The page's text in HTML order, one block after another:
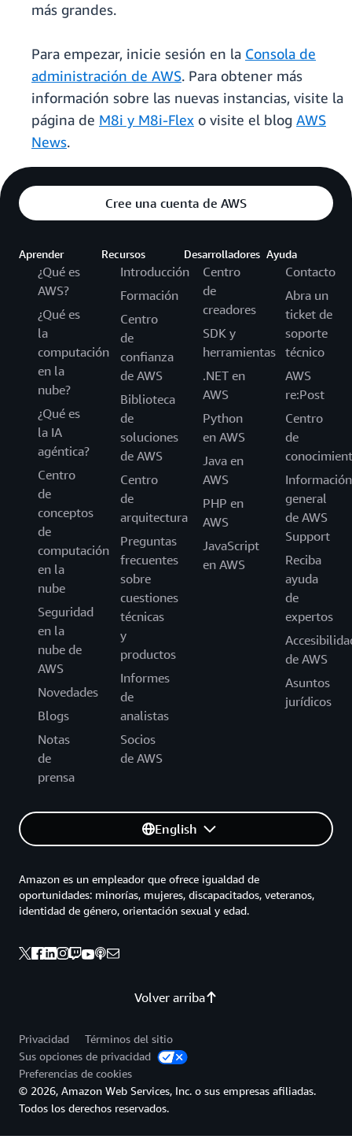
más grandes.
Para empezar, inicie sesión en la Consola de
administración de AWS. Para obtener más
información sobre las nuevas instancias, visite la
página de M8i y M8i-Flex o visite el blog AWS
News.
Cree una cuenta de AWS
Aprender
¿Qué es
AWS?
¿Qué es
la
computación
en la
nube?
¿Qué es
la IA
agéntica?
Centro
de
conceptos
de
computación
en la
nube
Seguridad
en la
nube de
AWS
Novedades
Blogs
Notas
de
prensa
Recursos
Introducción
Formación
Centro
de
confianza
de AWS
Biblioteca
de
soluciones
de AWS
Centro
de
arquitectura
Preguntas
frecuentes
sobre
cuestiones
técnicas
y
productos
Informes
de
analistas
Socios
de AWS
Desarrolladores
Centro
de
creadores
SDK y
herramientas
.NET en
AWS
Python
en AWS
Java en
AWS
PHP en
AWS
JavaScript
en AWS
Ayuda
Contacto
Abra un
ticket de
soporte
técnico
AWS
re:Post
Centro
de
Información
general
de AWS
Support
Reciba
ayuda
de
expertos
de AWS
Asuntos
jurídicos
English
Volver arriba
Amazon es un empleador que ofrece igualdad de
oportunidades: minorías, mujeres, discapacitados, veteranos,
identidad de género, orientación sexual y edad.
Privacidad
Términos del sitio
Sus opciones de privacidad
Preferencias de cookies
© 2026, Amazon Web Services, Inc. o sus empresas afiliadas.
Todos los derechos reservados.